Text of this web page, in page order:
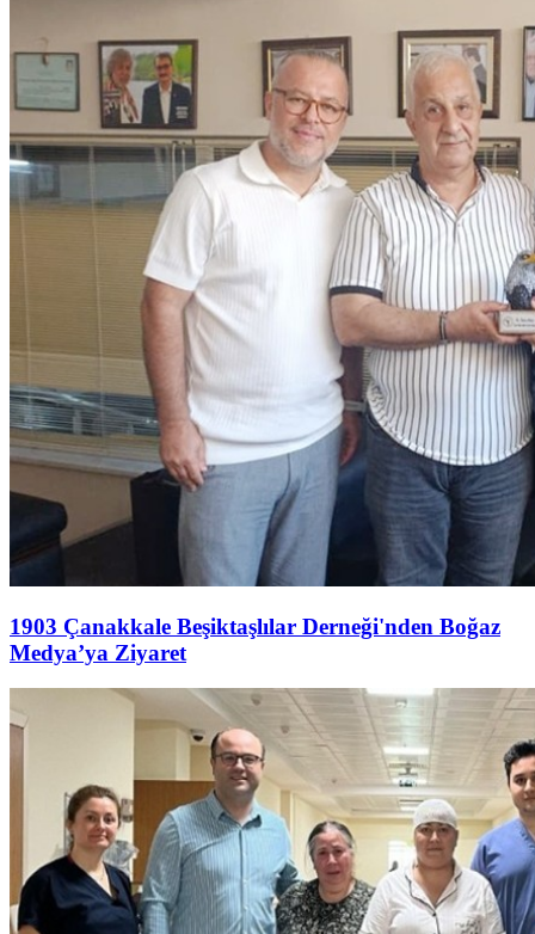
1903 Çanakkale Beşiktaşlılar Derneği'nden Boğaz
Medya’ya Ziyaret